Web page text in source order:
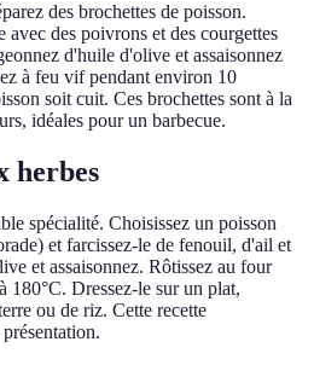
des brochettes de poisson.
avec des poivrons et des courgettes
d'huile d'olive et assaisonnez
à feu vif pendant environ 10
soit cuit. Ces brochettes sont à la
idéales pour un barbecue.
herbes
spécialité. Choisissez un poisson
et farcissez-le de fenouil, d'ail et
et assaisonnez. Rôtissez au four
180°C. Dressez-le sur un plat,
ou de riz. Cette recette